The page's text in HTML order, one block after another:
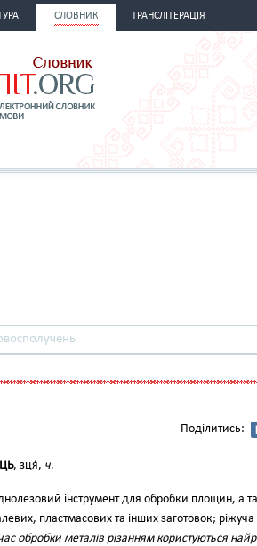
СЛОВНИК ТРАНСЛІТЕРАЦІЯ
Поділитись:
, зця́, ч.
інструмент для обробки площин, а
пластмасових та інших заготовок;
обробки металів різанням користуються